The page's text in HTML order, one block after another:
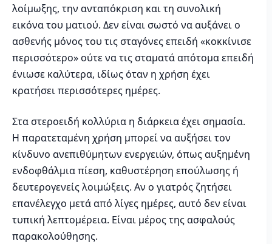
λοίμωξης, την ανταπόκριση και τη συνολική
εικόνα του ματιού. Δεν είναι σωστό να αυξάνει ο
ασθενής μόνος του τις σταγόνες επειδή «κοκκίνισε
περισσότερο» ούτε να τις σταματά απότομα επειδή
ένιωσε καλύτερα, ιδίως όταν η χρήση έχει
κρατήσει περισσότερες ημέρες.
Στα στεροειδή κολλύρια η διάρκεια έχει σημασία.
Η παρατεταμένη χρήση μπορεί να αυξήσει τον
κίνδυνο ανεπιθύμητων ενεργειών, όπως αυξημένη
ενδοφθάλμια πίεση, καθυστέρηση επούλωσης ή
δευτερογενείς λοιμώξεις. Αν ο γιατρός ζητήσει
επανέλεγχο μετά από λίγες ημέρες, αυτό δεν είναι
τυπική λεπτομέρεια. Είναι μέρος της ασφαλούς
παρακολούθησης.